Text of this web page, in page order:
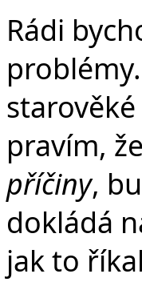
Rádi
pravím,
příčiny,
dokládá
jak to